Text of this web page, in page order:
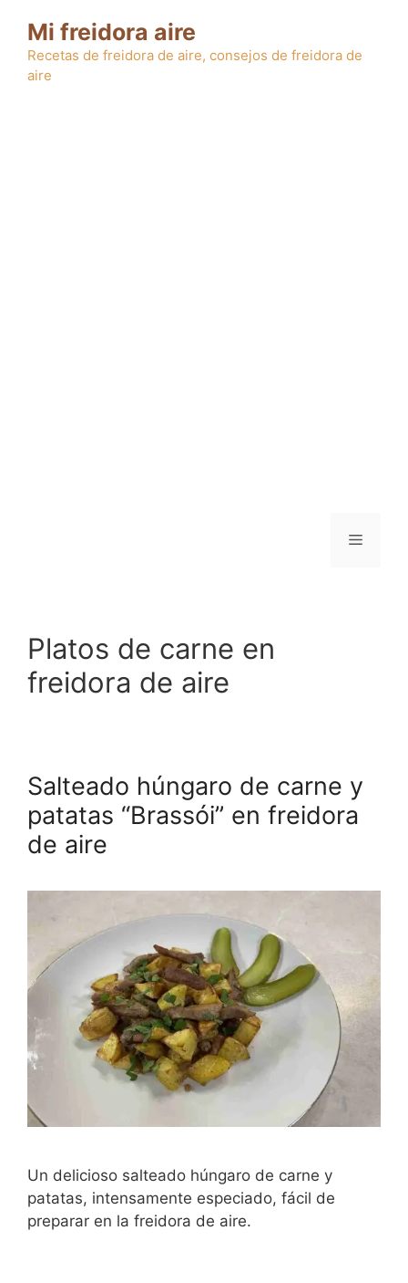
contenido
Mi freidora aire
Recetas de freidora de aire, consejos de freidora de
aire
Menú
Platos de carne en
freidora de aire
Salteado húngaro de carne y
patatas “Brassói” en freidora
de aire
Un delicioso salteado húngaro de carne y
patatas, intensamente especiado, fácil de
preparar en la freidora de aire.